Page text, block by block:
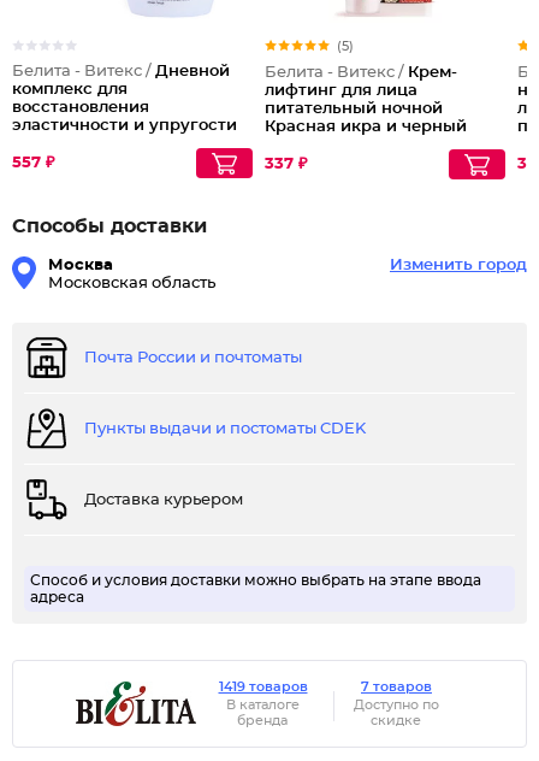
Белита - Витекс / Дневной
комплекс для
восстановления
эластичности и упругости
557 ₽
(5)
Белита - Витекс / Крем-
лифтинг для лица
питательный ночной
Красная икра и черный
337 ₽
Способы доставки
Москва
Московская область
Изменить город
Почта России и почтоматы
Пункты выдачи и постоматы CDEK
Доставка курьером
Способ и условия доставки можно выбрать на этапе ввода
адреса
1419 товаров
В каталоге
бренда
7 товаров
Доступно по
скидке